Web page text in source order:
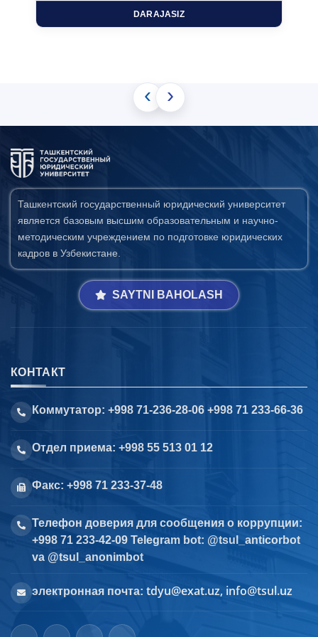
DARAJASIZ
‹ ›
Ташкентский государственный юридический университет
является базовым высшим образовательным и научно-
методическим учреждением по подготовке юридических
кадров в Узбекистане.
SAYTNI BAHOLASH
КОНТАКТ
Коммутатор: +998 71-236-28-06 +998 71 233-66-36
Отдел приема: +998 55 513 01 12
Факс: +998 71 233-37-48
Телефон доверия для сообщения о коррупции:
+998 71 233-42-09 Telegram bot: @tsul_anticorbot
va @tsul_anonimbot
электронная почта: tdyu@exat.uz, info@tsul.uz